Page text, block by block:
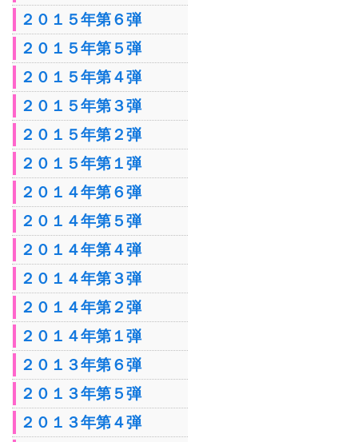
２０１５年第６弾
２０１５年第５弾
２０１５年第４弾
２０１５年第３弾
２０１５年第２弾
２０１５年第１弾
２０１４年第６弾
２０１４年第５弾
２０１４年第４弾
２０１４年第３弾
２０１４年第２弾
２０１４年第１弾
２０１３年第６弾
２０１３年第５弾
２０１３年第４弾